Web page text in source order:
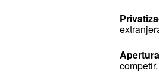
competir.